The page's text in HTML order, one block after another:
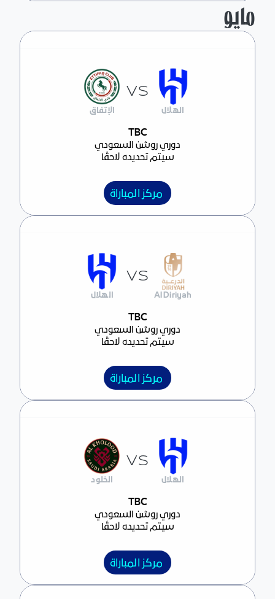
مايو
مركز المباراةTBC
دوري روشن السعودي
سيتم تحديده لاحقًا
الهلال
VS
الإتفاق
مركز المباراة
مركز المباراةTBC
دوري روشن السعودي
سيتم تحديده لاحقًا
Al Diriyah
VS
الهلال
مركز المباراة
مركز المباراةTBC
دوري روشن السعودي
سيتم تحديده لاحقًا
الهلال
VS
الخلود
مركز المباراة